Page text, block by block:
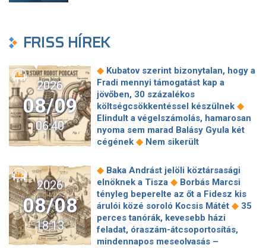
FRISS HÍREK
2026
08/09
06:40
◆ Kubatov szerint bizonytalan, hogy a
Fradi mennyi támogatást kap a
jövőben, 30 százalékos
költségcsökkentéssel készülnek ◆
Elindult a végelszámolás, hamarosan
nyoma sem marad Balásy Gyula két
cégének ◆ Nem sikerült
tojással dobálták meg a
miniszterelnököt – Koszovóban ◆
Szépségipar és orvosi turizmus:
milyen erős Budapest a plasztikai
sebészet térképén? ◆ 72 óra
Montenegróban ◆35 perces tanórák
lehetnek az alsó tagozatos diákoknak,
2026
08/08
18:13
◆ Baka Andrást jelöli köztársasági
elnöknek a Tisza ◆ Borbás Marcsi
tényleg beperelte az őt a Fidesz kis
árulói közé soroló Kocsis Mátét ◆ 35
perces tanórák, kevesebb házi
feladat, óraszám-átcsoportosítás,
mindennapos meseolvasás –